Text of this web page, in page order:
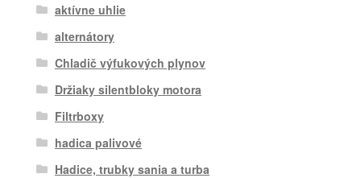
aktívne uhlie
alternátory
Chladič výfukových plynov
Držiaky silentbloky motora
Filtrboxy
hadica palivové
Hadice, trubky sania a turba